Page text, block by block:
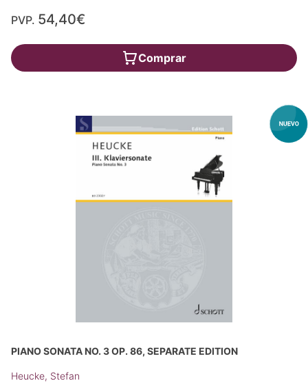
PVP. 54,40€
Comprar
PIANO SONATA NO. 3 OP. 86, SEPARATE EDITION
Heucke, Stefan